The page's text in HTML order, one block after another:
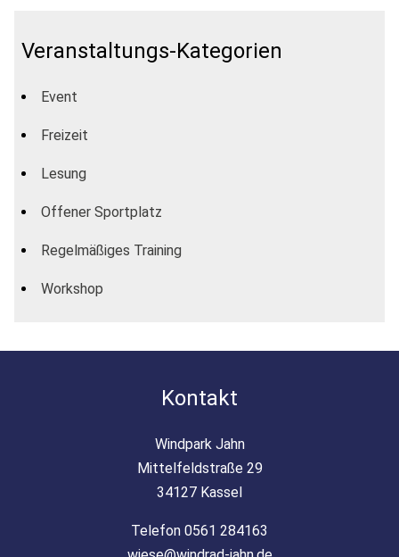
Veranstaltungs-Kategorien
Event
Freizeit
Lesung
Offener Sportplatz
Regelmäßiges Training
Workshop
Kontakt
Windpark Jahn
Mittelfeldstraße 29
34127 Kassel
Telefon 0561 284163